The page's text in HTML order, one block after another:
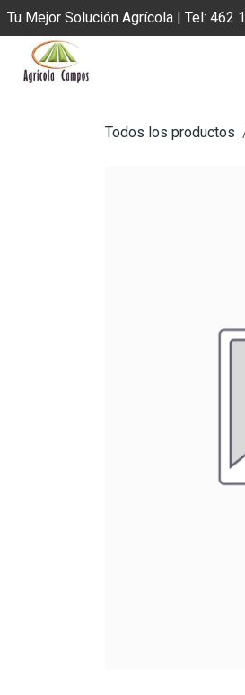
Tu Mejor Solución Agrícola | Tel: 462
Todos los productos